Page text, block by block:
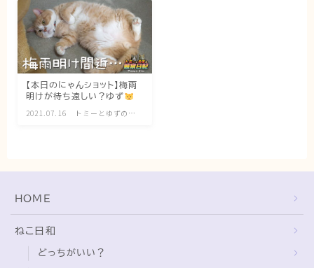
猫暮らしの平均
猫のなぜ？
ゆずとシンバの日常
ねこの部屋
猫の雑学・トリビア
猫との暮らし・生活設計
猫の可愛さ発見シリーズ
【本日のにゃんショット】梅雨
明けが待ち遠しい？ゆず
2021.07.16
トミーとゆずの観
HOME
ねこ日和
どっちがいい？